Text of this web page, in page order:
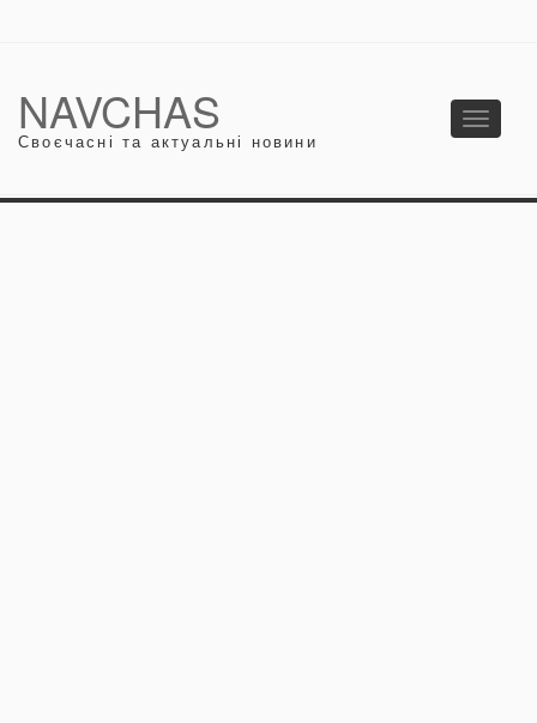
NAVCHAS
Своєчасні та актуальні новини
Toggle